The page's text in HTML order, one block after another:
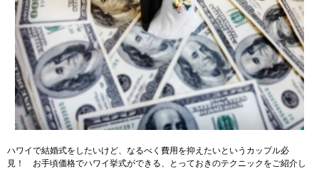
ハワイで結婚式をしたいけど、なるべく費用を抑えたいというカップル必
見！ お手頃価格でハワイ挙式ができる、とっておきのテクニックをご紹介し